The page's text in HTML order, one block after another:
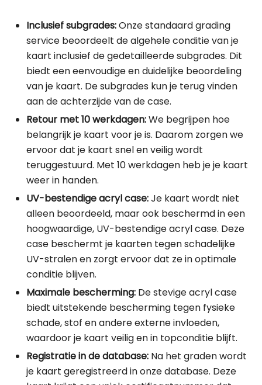
Inclusief subgrades:Onze standaard grading
service beoordeelt de algehele conditie van je
kaart inclusief de gedetailleerde subgrades. Dit
biedt een eenvoudige en duidelijke beoordeling
van je kaart. De subgrades kun je terug vinden
aan de achterzijde van de case.
Retour met 10 werkdagen:We begrijpen hoe
belangrijk je kaart voor je is. Daarom zorgen we
ervoor dat je kaart snel en veilig wordt
teruggestuurd. Met 10 werkdagen heb je je kaart
weer in handen.
UV-bestendige acryl case:Je kaart wordt niet
alleen beoordeeld, maar ook beschermd in een
hoogwaardige, UV-bestendige acryl case. Deze
case beschermt je kaarten tegen schadelijke
UV-stralen en zorgt ervoor dat ze in optimale
conditie blijven.
Maximale bescherming: De stevige acryl case
biedt uitstekende bescherming tegen fysieke
schade, stof en andere externe invloeden,
waardoor je kaart veilig en in topconditie blijft.
Registratie in de database: Na het graden wordt
je kaart geregistreerd in onze database. Deze